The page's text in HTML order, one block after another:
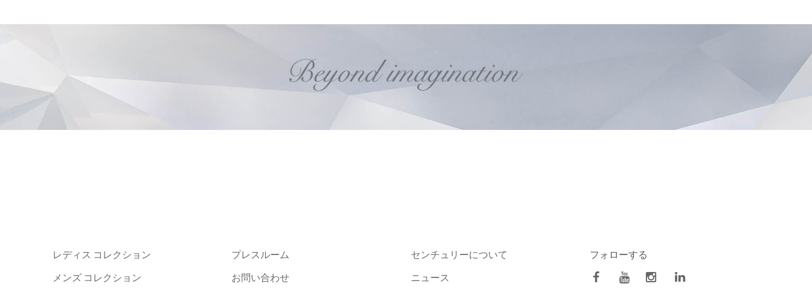
レディス コレクション
メンズ コレクション
プレスルーム
お問い合わせ
センチュリーについて
ニュース
フォローする
facebookYoutubeInstagram